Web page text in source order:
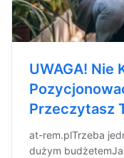
UWAGA! Nie
Przeczytasz
at-rem.plTrzeba
dużym